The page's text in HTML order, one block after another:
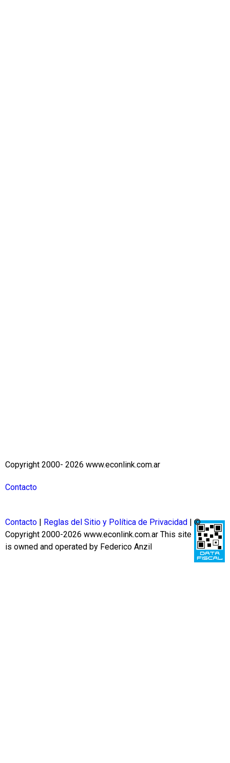
Copyright 2000- 2026 www.econlink.com.ar
Contacto
Contacto Reglas del Sitio y Política de Privacidad
| ©
Copyright 2000-2026 www.econlink.com.ar This site
is owned and operated by Federico Anzil